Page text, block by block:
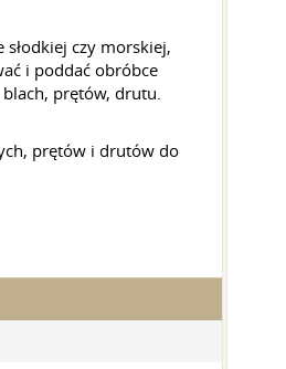
czy morskiej,
i poddać obróbce
prętów, drutu.
prętów i drutów do